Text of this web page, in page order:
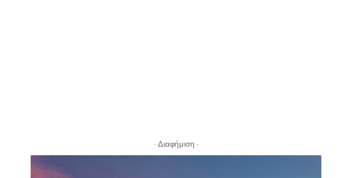
- Διαφήμιση -